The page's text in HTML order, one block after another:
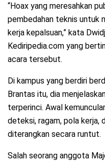
“Hoax yang meresahkan
pembedahan teknis untuk
kerja kepalsuan,” kata
Kediripedia.com yang
acara tersebut.
Di kampus yang berdiri
Brantas itu, dia
terperinci. Awal
deteksi, ragam, pola kerja,
diterangkan secara runtut.
Salah seorang anggota